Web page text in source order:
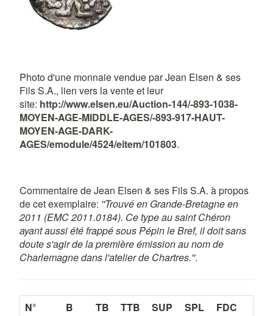
Photo d'une monnaie vendue par Jean Elsen & ses
Fils S.A., lien vers la vente et leur
site: http://www.elsen.eu/Auction-144/-893-1038-
MOYEN-AGE-MIDDLE-AGES/-893-917-HAUT-
MOYEN-AGE-DARK-
AGES/emodule/4524/eitem/101803.
Commentaire de Jean Elsen & ses Fils S.A. à propos
de cet exemplaire: ''Trouvé en Grande-Bretagne en
2011 (EMC 2011.0184). Ce type au saint Chéron
ayant aussi été frappé sous Pépin le Bref, il doit sans
doute s'agir de la première émission au nom de
Charlemagne dans l'atelier de Chartres.''.
N° B TB TTB SUP SPL FDC